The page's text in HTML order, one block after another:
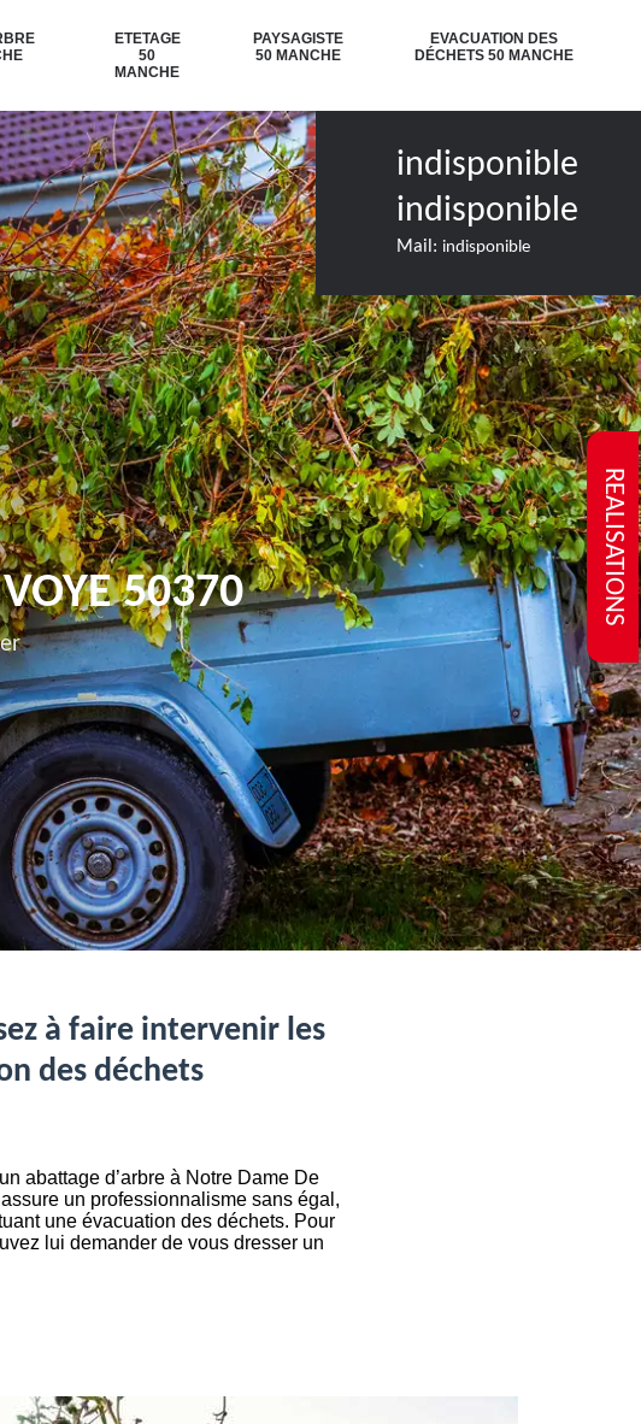
REALISATIONS
ETETAGE
50
MANCHE
PAYSAGISTE
50 MANCHE
EVACUATION DES
DÉCHETS 50 MANCHE
indisponible
indisponible
Mail: indisponible
50370
à faire intervenir les
des déchets
abattage d’arbre à Notre Dame De
un professionnalisme sans égal,
une évacuation des déchets. Pour
lui demander de vous dresser un